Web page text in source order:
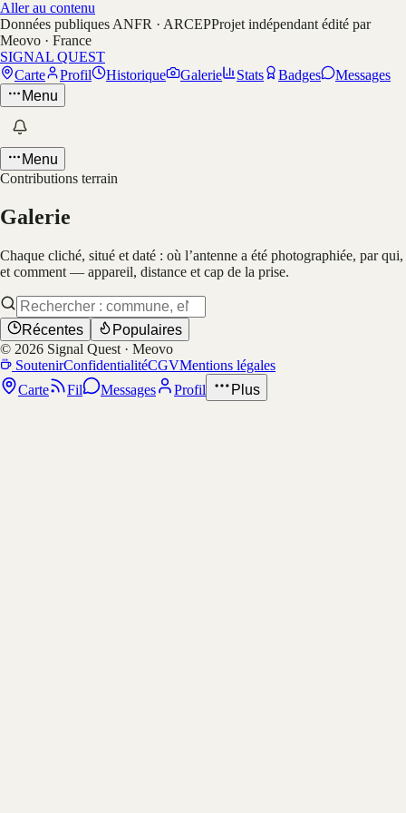
Aller au contenu
Données publiques ANFR · ARCEPProjet indépendant édité par
Meovo · France
SIGNAL QUEST
Carte
Profil Historique Galerie Stats Badges
Messages
Menu
Menu
Contributions terrain
Galerie
Chaque cliché, situé et daté : où l’antenne a été photographiée, par qui,
et comment — appareil, distance et cap de la prise.
Récentes
Populaires
© 2026 Signal Quest · Meovo
SoutenirConfidentialitéCGVMentions légales
Carte
Fil Messages Profil Plus